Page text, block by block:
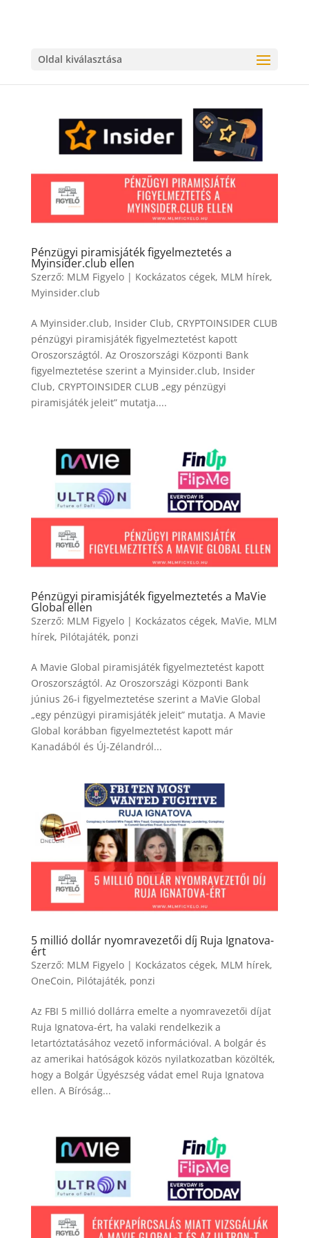
Oldal kiválasztása
Pénzügyi piramisjáték figyelmeztetés a
Myinsider.club ellen
Szerző: MLM Figyelo| Kockázatos cégek, MLM hírek,
Myinsider.club
A Myinsider.club, Insider Club, CRYPTOINSIDER CLUB
pénzügyi piramisjáték figyelmeztetést kapott
Oroszországtól. Az Oroszországi Központi Bank
figyelmeztetése szerint a Myinsider.club, Insider
Club, CRYPTOINSIDER CLUB „egy pénzügyi
piramisjáték jeleit” mutatja....
Pénzügyi piramisjáték figyelmeztetés a MaVie
Global ellen
Szerző: MLM Figyelo| Kockázatos cégek, MaVie, MLM
hírek, Pilótajáték, ponzi
A Mavie Global piramisjáték figyelmeztetést kapott
Oroszországtól. Az Oroszországi Központi Bank
június 26-i figyelmeztetése szerint a MaVie Global
„egy pénzügyi piramisjáték jeleit” mutatja. A Mavie
Global korábban figyelmeztetést kapott már
Kanadából és Új-Zélandról...
5 millió dollár nyomravezetői díj Ruja Ignatova-
ért
Szerző: MLM Figyelo| Kockázatos cégek, MLM hírek,
OneCoin, Pilótajáték, ponzi
Az FBI 5 millió dollárra emelte a nyomravezetői díjat
Ruja Ignatova-ért, ha valaki rendelkezik a
letartóztatásához vezető információval. A bolgár és
az amerikai hatóságok közös nyilatkozatban közölték,
hogy a Bolgár Ügyészség vádat emel Ruja Ignatova
ellen. A Bíróság...